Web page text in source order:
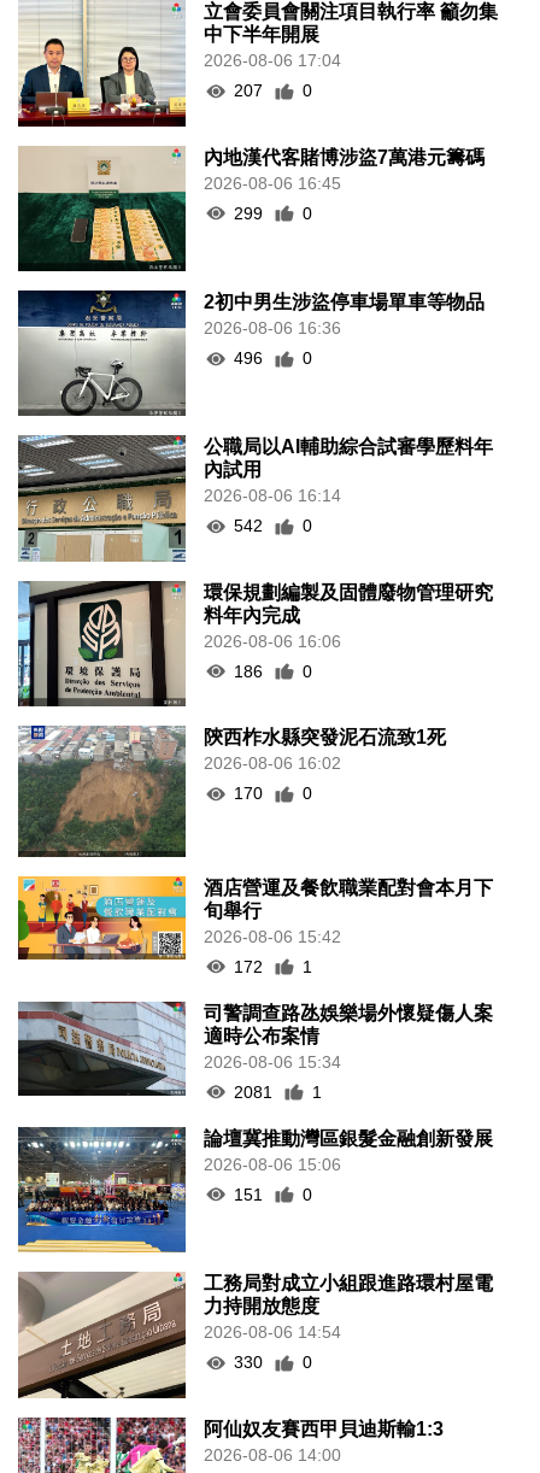
立會委員會關注項目執行率 籲勿集
中下半年開展
2026-08-06 17:04
207
0
內地漢代客賭博涉盜7萬港元籌碼
2026-08-06 16:45
299
0
2初中男生涉盜停車場單車等物品
2026-08-06 16:36
496
0
公職局以AI輔助綜合試審學歷料年
內試用
2026-08-06 16:14
542
0
環保規劃編製及固體廢物管理研究
料年內完成
2026-08-06 16:06
186
0
陝西柞水縣突發泥石流致1死
2026-08-06 16:02
170
0
酒店營運及餐飲職業配對會本月下
旬舉行
2026-08-06 15:42
172
1
司警調查路氹娛樂場外懷疑傷人案
適時公布案情
2026-08-06 15:34
2081
1
論壇冀推動灣區銀髮金融創新發展
2026-08-06 15:06
151
0
工務局對成立小組跟進路環村屋電
力持開放態度
2026-08-06 14:54
330
0
阿仙奴友賽西甲貝迪斯輸1:3
2026-08-06 14:00